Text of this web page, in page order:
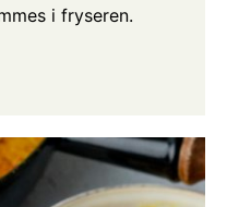
i fryseren.